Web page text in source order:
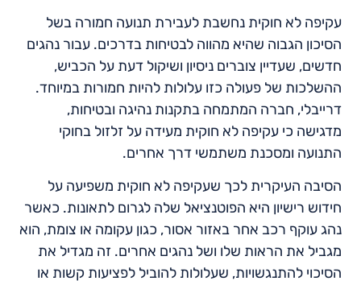
עקיפה לא חוקית נחשבת לעבירת תנועה חמורה בשל
הסיכון הגבוה שהיא מהווה לבטיחות בדרכים. עבור נהגים
חדשים, שעדיין צוברים ניסיון ושיקול דעת על הכביש,
ההשלכות של פעולה כזו עלולות להיות חמורות במיוחד.
דרייבלי, חברה המתמחה בתקנות נהיגה ובטיחות,
מדגישה כי עקיפה לא חוקית מעידה על זלזול בחוקי
התנועה ומסכנת משתמשי דרך אחרים.
הסיבה העיקרית לכך שעקיפה לא חוקית משפיעה על
חידוש רישיון היא הפוטנציאל שלה לגרום לתאונות. כאשר
נהג עוקף רכב אחר באזור אסור, כגון עקומה או צומת, הוא
מגביל את הראות שלו ושל נהגים אחרים. זה מגדיל את
הסיכוי להתנגשויות, שעלולות להוביל לפציעות קשות או